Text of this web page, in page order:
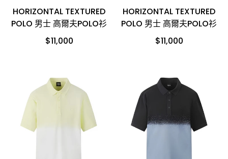
HORIZONTAL TEXTURED
POLO 男士 高爾夫POLO衫
$11,000
HORIZONTAL TEXTURED
POLO 男士 高爾夫POLO衫
$11,000